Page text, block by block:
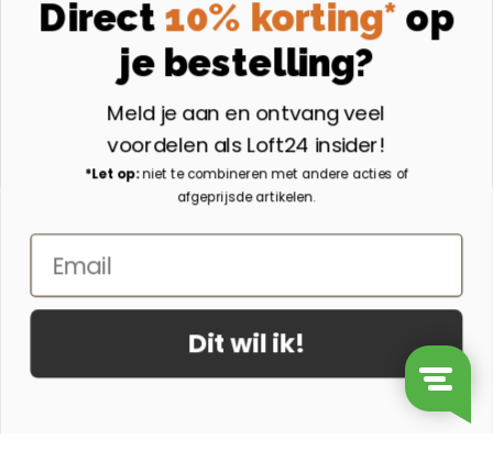
Instagram
Volg ons op Instagram
Aangesloten bij
Direct 10% korting* op
je bestelling?
Meld je aan en ontvang veel
voordelen als Loft24 insider!
*Let op:niet te combineren met andere acties of
afgeprijsde artikelen.
Email
Dit wil ik!